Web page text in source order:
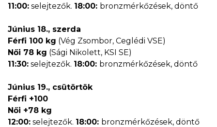
11:00: selejtezők. 18:00: bronzmérkőzések, döntő
Június 18., szerda
Férfi 100 kg (Vég Zsombor, Ceglédi VSE)
Női 78 kg (Sági Nikolett, KSI SE)
11:30: selejtezők. 18:00: bronzmérkőzések, döntő
Június 19., csütörtök
Férfi +100
Női +78 kg
12:00: selejtezők. 18:00: bronzmérkőzések, döntő